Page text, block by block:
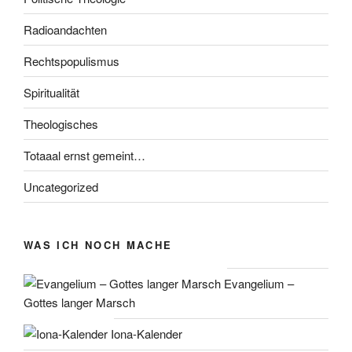
Radioandachten
Rechtspopulismus
Spiritualität
Theologisches
Totaaal ernst gemeint…
Uncategorized
WAS ICH NOCH MACHE
Evangelium –
Gottes langer Marsch
Iona-Kalender